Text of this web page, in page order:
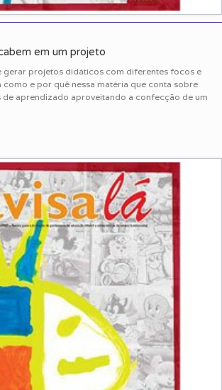
em um projeto
gerar projetos didáticos com diferentes focos e
e por quê nessa matéria que conta sobre
de aprendizado aproveitando a confecção de um